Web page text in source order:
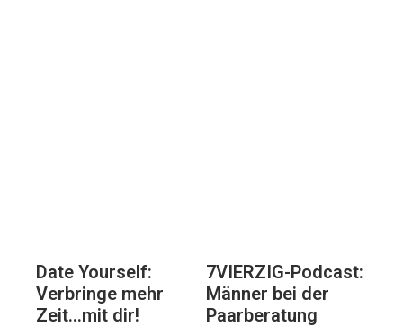
Date Yourself:
Verbringe mehr
Zeit…mit dir!
7VIERZIG-Podcast:
Männer bei der
Paarberatung